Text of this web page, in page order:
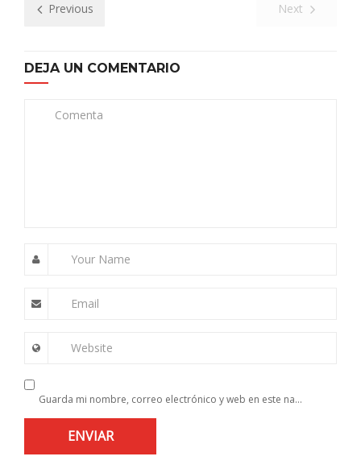
Previous Next
DEJA UN COMENTARIO
Comenta
Your Name
Email
Website
Guarda mi nombre, correo electrónico y web en este navegador para la próxima vez que comente.